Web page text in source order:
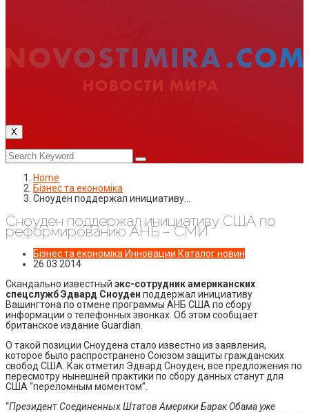
X
Home
Бізнес та економіка
Сноуден поддержал инициативу…
Сноуден поддержал инициативу США по
реформированию АНБ – СМИ
Бізнес та економіка Инновации Каталог новин
26.03.2014
Скандально известный экс-сотрудник американских
спецслужб Эдвард Сноуден поддержал инициативу
Вашингтона по отмене программы АНБ США по сбору
информации о телефонных звонках. Об этом сообщает
британское издание Guardian.
О такой позиции Сноудена стало известно из заявления,
которое было распространено Союзом защиты гражданских
свобод США. Как отметил Эдвард Сноуден, все предложения по
пересмотру нынешней практики по сбору данных станут для
США “переломным моментом”.
“Президент Соединенных Штатов Америки Барак Обама уже